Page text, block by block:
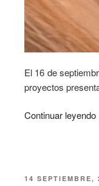
El 16 de
proyectos
Continuar leyendo
14 SEPTIEMBRE,